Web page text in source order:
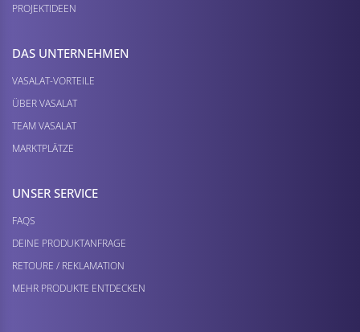
PROJEKTIDEEN
DAS UNTERNEHMEN
VASALAT-VORTEILE
ÜBER VASALAT
TEAM VASALAT
MARKTPLÄTZE
UNSER SERVICE
FAQS
DEINE PRODUKTANFRAGE
RETOURE / REKLAMATION
MEHR PRODUKTE ENTDECKEN